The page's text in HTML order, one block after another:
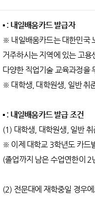
▪ : 내일배움카드 발급자
※ 내일배움카드는 대한민국
거주하시는 지역에 있는 고
다양한 직업기술 교육과정을
※ 대학생, 대학원생, 일반 취
▪ : 내일배움카드 발급 조건
(1) 대학생, 대학원생, 일반
※ 이제 대학교 3학년도 카드
(졸업까지 남은 수업연한이 2
(2) 전문대에 재학중일 경우